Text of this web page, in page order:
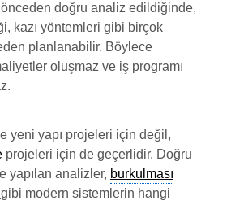
doğru analiz edildiğinde,
kazı yöntemleri gibi birçok
planlanabilir. Böylece
oluşmaz ve iş programı
yeni yapı projeleri için değil,
projeleri için de geçerlidir. Doğru
yapılan analizler, burkulması
gibi modern sistemlerin hangi